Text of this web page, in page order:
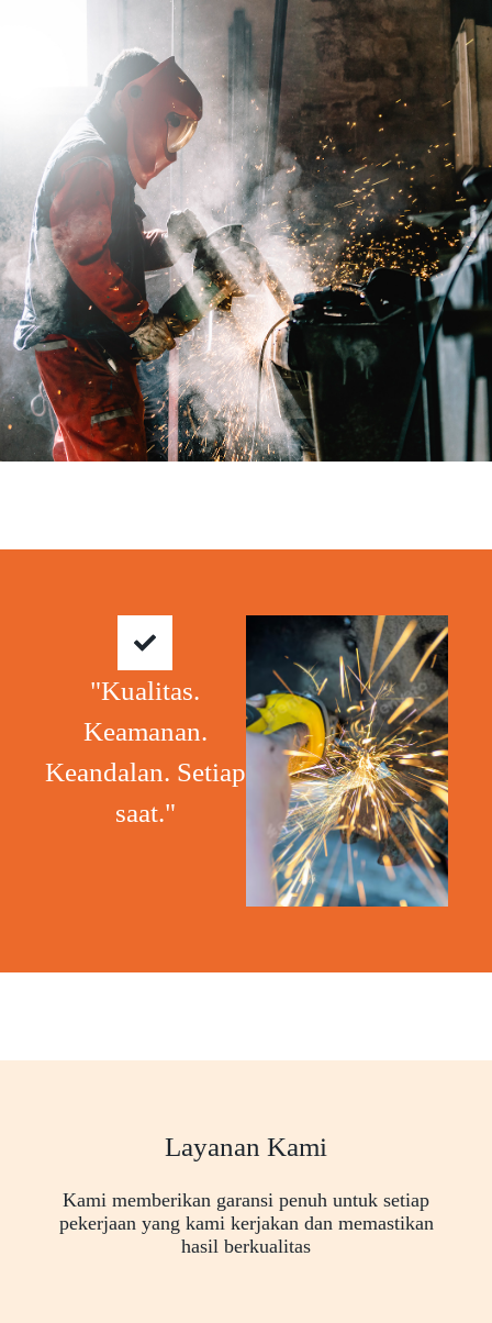
"Kualitas.
Keamanan.
Keandalan. Setiap
saat."
Layanan Kami
Kami memberikan garansi penuh untuk setiap
pekerjaan yang kami kerjakan dan memastikan
hasil berkualitas